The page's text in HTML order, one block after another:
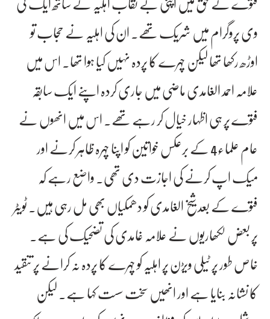
وی پروگرام میں شریک تھے۔ ان کی اہلیہ نے حجاب تو
اوڑھ رکھا تھا لیکن چہرے کا پردہ نہیں کیا ہوا تھا۔ اس میں
علامہ احمد الغامدی ماضی میں جاری کردہ اپنے ایک سابقہ
فتوے پر ہی اظہار خیال کر رہے تھے۔ اس میں انھوں نے
عام علماء4 کے برعکس خواتین کو اپنا چہرہ ظاہر کرنے اور
میک اپ کرنے کی اجازت دی تھی۔ واضع رہے کہ
فتوے کے بعد شیخ الغامدی کو دھمکیاں بھی مل رہی ہیں۔ ٹویٹر
پر بعض لکھاریوں نے علامہ غامدی کی تضحیک کی ہے۔
خاص طور پر ٹیلی ویڑن پر اہلیہ کو چہرے کا پردہ نہ کرانے پر تنقید
کا نشانہ بنایا ہے اور انھیں سخت سست کہا ہے۔ لیکن